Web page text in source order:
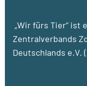
„Wir fürs Tier“ ist
Zentralverbands
Deutschlands e.V.